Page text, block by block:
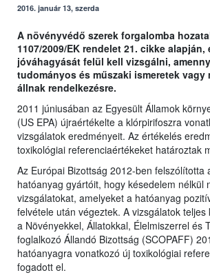
2016. január 13, szerda
A növényvédő szerek forgalomba
1107/2009/EK rendelet 21. cikke
jóváhagyását felül kell vizsgálni,
tudományos és műszaki ismeretek
állnak rendelkezésre.
2011 júniusában az Egyesült Államok
(US EPA) újraértékelte a klórpirifoszra
vizsgálatok eredményeit. Az értékelés
toxikológiai referenciaértékeket határoztak
Az Európai Bizottság 2012-ben felszólította
hatóanyag gyártóit, hogy késedelem nélkül
vizsgálatokat, amelyeket a hatóanyag
felvétele után végeztek. A vizsgálatok
a Növényekkel, Állatokkal, Élelmiszerrel és
foglalkozó Állandó Bizottság (SCOPAFF)
hatóanyagra vonatkozó új toxikológiai
fogadott el.